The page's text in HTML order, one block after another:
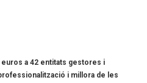
euros a 42 entitats gestores i
i millora de les